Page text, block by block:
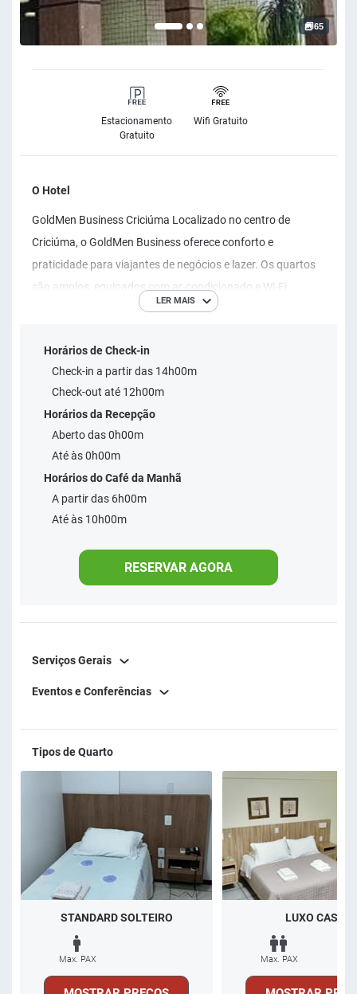
65
Estacionamento
Gratuito
Wifi Gratuito
O Hotel
GoldMen Business Criciúma Localizado no centro de
Criciúma, o GoldMen Business oferece conforto e
praticidade para viajantes de negócios e lazer. Os quartos
são amplos, equipados com ar-condicionado e Wi-Fi
gratuito. O hotel conta com um restaurante anexo e
garante fácil acesso a restaurantes e comércios da cidade.
LER MAIS
Horários de Check-in
Check-in a partir das 14h00m
Check-out até 12h00m
Horários da Recepção
Aberto das 0h00m
Até às 0h00m
Horários do Café da Manhã
A partir das 6h00m
Até às 10h00m
RESERVAR AGORA
Serviços Gerais
Eventos e Conferências
Tipos de Quarto
STANDARD SOLTEIRO
Max. PAX
LUXO CASAL
Max. PAX